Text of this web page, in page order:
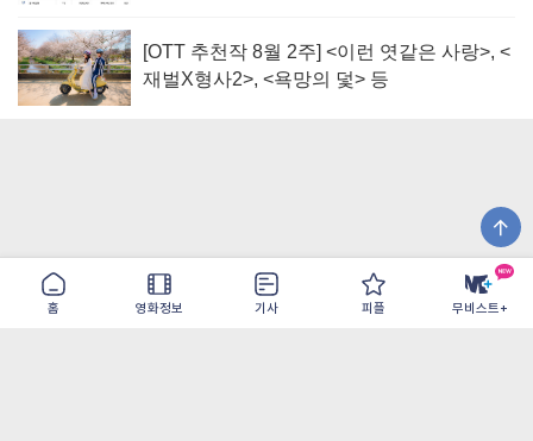
홈 영화정보 기사 피플 무비스트+
[OTT 추천작 8월 2주] <이런 엿같은 사랑>, <
재벌X형사2>, <욕망의 덫> 등